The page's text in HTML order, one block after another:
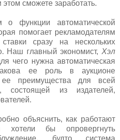
сможете заработать.
функции автоматической
помогает рекламодателям
сразу на нескольких
Наш главный экономист, Хэл
чего нужна автоматическая
ее роль в аукционе
преимущества для всей
состоящей из издателей,
объяснить, как работают
бы опровергнуть
будто система